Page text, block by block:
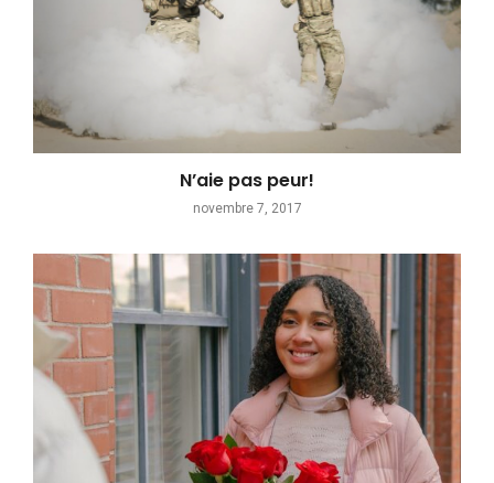
N’aie pas peur!
novembre 7, 2017